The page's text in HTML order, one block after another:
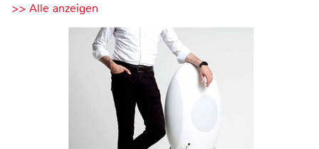
>> Alle anzeigen